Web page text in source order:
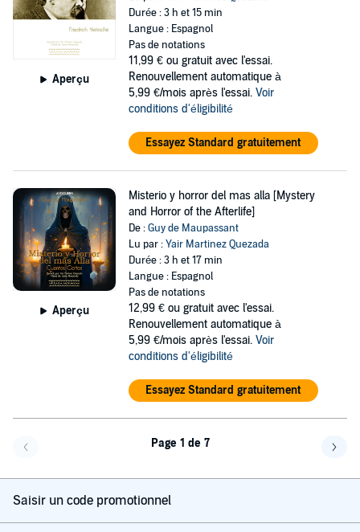
Aperçu
Durée : 3 h et 15 min
Langue : Espagnol
Pas de notations
11,99 € ou gratuit avec l'essai.
Renouvellement automatique à
5,99 €/mois après l'essai. Voir
conditions d'éligibilité
Essayez Standard gratuitement
Aperçu
Misterio y horror del mas alla [Mystery
and Horror of the Afterlife]
De :Guy de Maupassant
Lu par :Yair Martinez Quezada
Durée : 3 h et 17 min
Langue : Espagnol
Pas de notations
12,99 € ou gratuit avec l'essai.
Renouvellement automatique à
5,99 €/mois après l'essai. Voir
conditions d'éligibilité
Essayez Standard gratuitement
Page 1 de 7
Saisir un code promotionnel